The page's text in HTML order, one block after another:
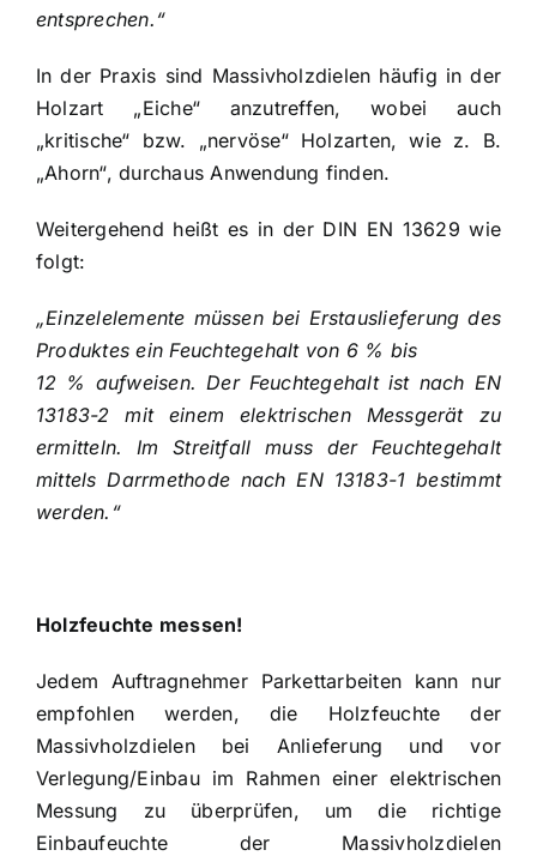
entsprechen.“
In der Praxis sind Massivholzdielen häufig in der
Holzart „Eiche“ anzutreffen, wobei auch
„kritische“ bzw. „nervöse“ Holzarten, wie z. B.
„Ahorn“, durchaus Anwendung finden.
Weitergehend heißt es in der DIN EN 13629 wie
folgt:
„Einzelelemente müssen bei Erstauslieferung des
Produktes ein Feuchtegehalt von 6 % bis
12 % aufweisen. Der Feuchtegehalt ist nach EN
13183-2 mit einem elektrischen Messgerät zu
ermitteln. Im Streitfall muss der Feuchtegehalt
mittels Darrmethode nach EN 13183-1 bestimmt
werden.“
Holzfeuchte messen!
Jedem Auftragnehmer Parkettarbeiten kann nur
empfohlen werden, die Holzfeuchte der
Massivholzdielen bei Anlieferung und vor
Verlegung/Einbau im Rahmen einer elektrischen
Messung zu überprüfen, um die richtige
Einbaufeuchte der Massivholzdielen